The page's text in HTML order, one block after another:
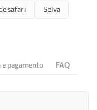
safari Selva
e pagamento FAQ